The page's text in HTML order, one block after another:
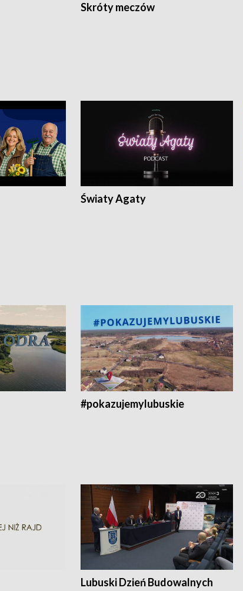
Skróty meczów
Światy Agaty
#pokazujemylubuskie
Lubuski Dzień Budowalnych